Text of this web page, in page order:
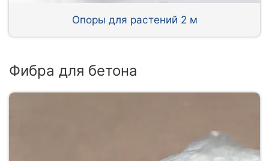
Опоры для растений 2 м
Фибра для бетона